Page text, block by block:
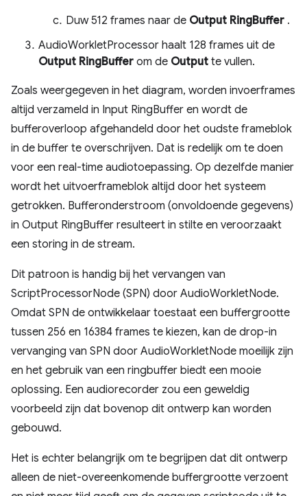
Duw 512 frames naar de Output RingBuffer .
AudioWorkletProcessor haalt 128 frames uit de
Output RingBuffer om de Output te vullen.
Zoals weergegeven in het diagram, worden invoerframes
altijd verzameld in Input RingBuffer en wordt de
bufferoverloop afgehandeld door het oudste frameblok
in de buffer te overschrijven. Dat is redelijk om te doen
voor een real-time audiotoepassing. Op dezelfde manier
wordt het uitvoerframeblok altijd door het systeem
getrokken. Bufferonderstroom (onvoldoende gegevens)
in Output RingBuffer resulteert in stilte en veroorzaakt
een storing in de stream.
Dit patroon is handig bij het vervangen van
ScriptProcessorNode (SPN) door AudioWorkletNode.
Omdat SPN de ontwikkelaar toestaat een buffergrootte
tussen 256 en 16384 frames te kiezen, kan de drop-in
vervanging van SPN door AudioWorkletNode moeilijk zijn
en het gebruik van een ringbuffer biedt een mooie
oplossing. Een audiorecorder zou een geweldig
voorbeeld zijn dat bovenop dit ontwerp kan worden
gebouwd.
Het is echter belangrijk om te begrijpen dat dit ontwerp
alleen de niet-overeenkomende buffergrootte verzoent